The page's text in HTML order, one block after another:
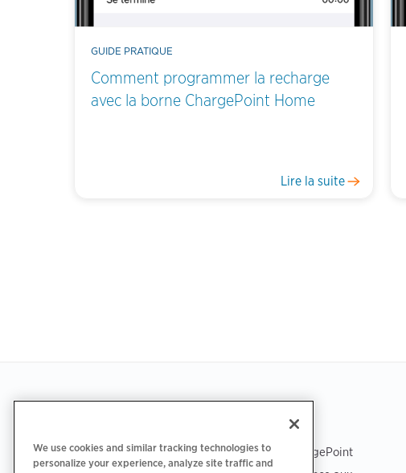
GUIDE PRATIQUE
Comment programmer la recharge
avec la borne ChargePoint Home
Lire la suite
ASSISTANCE
Assistance ChargePoint
We use cookies and similar tracking technologies to
personalize your experience, analyze site traffic and